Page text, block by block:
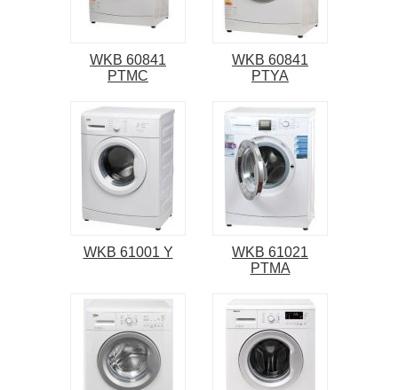
WKB 60841
PTMC
WKB 60841
PTYA
WKB 61001 Y
WKB 61021
PTMA